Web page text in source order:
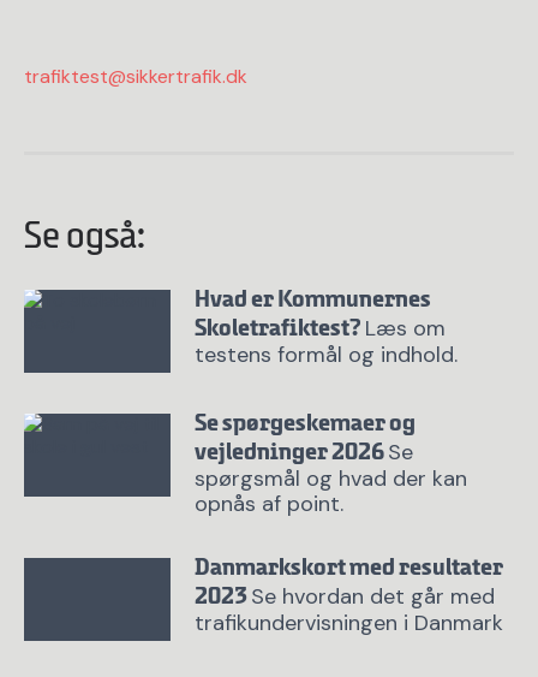
trafiktest@sikkertrafik.dk
Se også:
Hvad er Kommunernes
Skoletrafiktest? Læs om
testens formål og indhold.
Se spørgeskemaer og
vejledninger 2026Se
spørgsmål og hvad der kan
opnås af point.
Danmarkskort med resultater
2023Se hvordan det går med
trafikundervisningen i Danmark